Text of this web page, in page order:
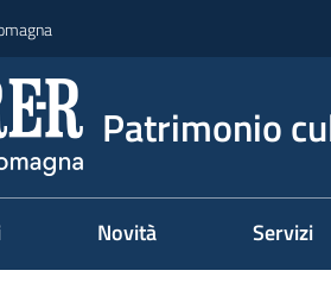
Patrimonio
Novità Servizi